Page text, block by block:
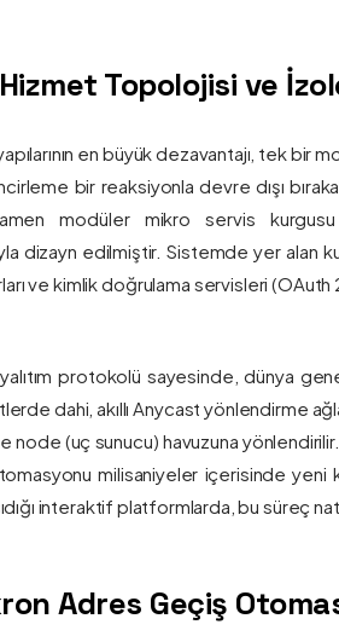
Topolojisi ve
en büyük dezavantajı, tek bir
bir reaksiyonla devre dışı
modüler mikro servis
dizayn edilmiştir. Sistemde yer alan
ve kimlik doğrulama servisleri
protokolü sayesinde, dünya
dahi, akıllı Anycast yönlendirme
node (uç sunucu) havuzuna
milisaniyeler içerisinde yeni
interaktif platformlarda, bu süreç
Adres Geçiş